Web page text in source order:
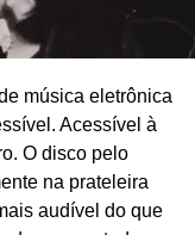
malucão de
música eletrônica
Acessível à
O disco pelo
na prateleira
audível do que